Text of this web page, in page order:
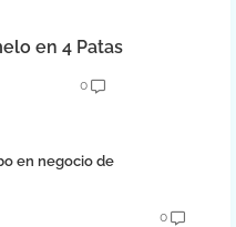
en 4 Patas
0
en negocio de
0